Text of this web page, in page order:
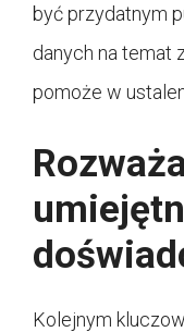
być przydatnym
danych na temat
pomoże w
Kolejnym